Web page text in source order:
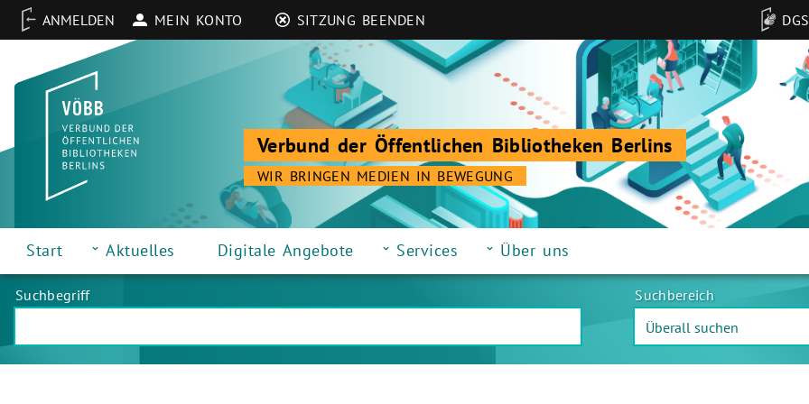
MEIN KONTO SITZUNG BEENDEN DGS
Verbund der Öffentlichen Bibliotheken Berlins
WIR BRINGEN MEDIEN IN BEWEGUNG
Start Aktuelles Digitale Angebote Services Über uns
Suchbegriff Suchbereich